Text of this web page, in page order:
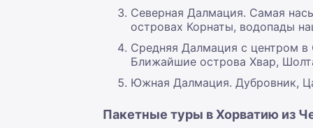
Северная Далмация. Самая
островах Корнаты, водопады
Средняя Далмация с центром в
Ближайшие острова Хвар,
Южная Далмация. Дубровник,
Пакетные туры в Хорватию из